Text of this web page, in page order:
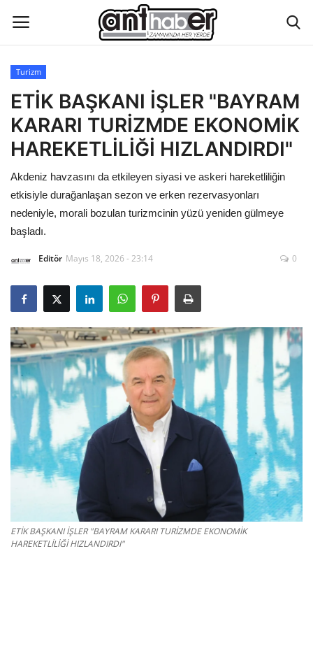
Künye
Eğitim
Hakkımızda
İletişim
Çevre
Gizlilik Politikası
Reklam ve İşbirliği
Bodrum Trafik Yoğunluk Haritası
Turizm
Siyaset
Bodrum Nöbetçi Eczaneler
Turizm
ETİK BAŞKANI İŞLER "BAYRAM
KARARI TURİZMDE EKONOMİK
HAREKETLİLİĞİ HIZLANDIRDI"
Akdeniz havzasını da etkileyen siyasi ve askeri hareketliliğin
etkisiyle durağanlaşan sezon ve erken rezervasyonları
nedeniyle, morali bozulan turizmcinin yüzü yeniden gülmeye
başladı.
Editör Mayıs 18, 2026 - 23:14 0
ETİK BAŞKANI İŞLER "BAYRAM KARARI TURİZMDE EKONOMİK
HAREKETLİLİĞİ HIZLANDIRDI"